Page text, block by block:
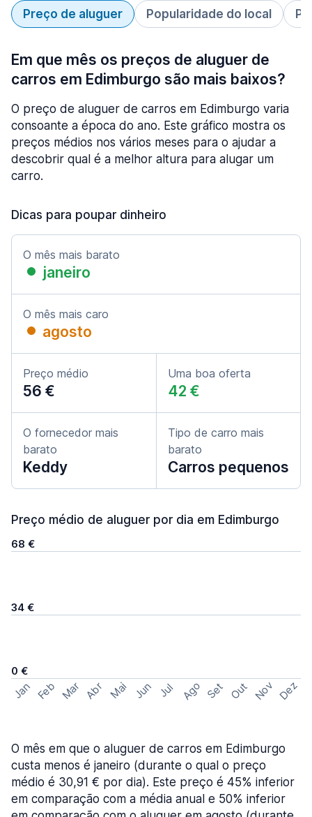
Preço de aluguer Popularidade do local
Em que mês os preços de aluguer de
carros em Edimburgo são mais baixos?
O preço de aluguer de carros em Edimburgo varia
consoante a época do ano. Este gráfico mostra os
preços médios nos vários meses para o ajudar a
descobrir qual é a melhor altura para alugar um
carro.
Dicas para poupar dinheiro
O mês mais barato
janeiro
O mês mais caro
agosto
Preço médio
56 €
Uma boa oferta
42 €
O fornecedor mais
barato
Keddy
Tipo de carro mais
barato
Carros pequenos
Preço médio de aluguer por dia em Edimburgo
68 €
34 €
0 €
Jan Feb Mar Abr Mai Jun Jul Ago Set Out Nov Dez
O mês em que o aluguer de carros em Edimburgo
custa menos é janeiro (durante o qual o preço
médio é 30,91 € por dia). Este preço é 45% inferior
em comparação com a média anual e 50% inferior